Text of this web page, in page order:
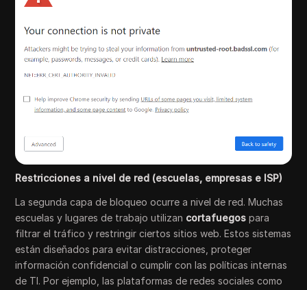
Restricciones a nivel de red (escuelas, empresas e ISP)
La segunda capa de bloqueo ocurre a nivel de red. Muchas
escuelas y lugares de trabajo utilizan cortafuegos para
filtrar el tráfico y restringir ciertos sitios web. Estos sistemas
están diseñados para evitar distracciones, proteger
información confidencial o cumplir con las políticas internas
de TI. Por ejemplo, las plataformas de redes sociales como